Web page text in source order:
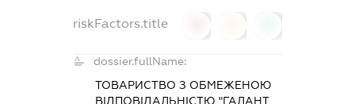
riskFactors.title
dossier.fullName:
ТОВАРИСТВО З ОБМЕЖЕНОЮ
ВІДПОВІДАЛЬНІСТЮ "ГАЛАНТ